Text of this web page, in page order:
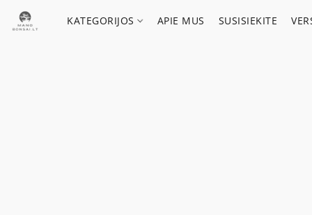
KATEGORIJOS APIE MUS SUSISIEKITE